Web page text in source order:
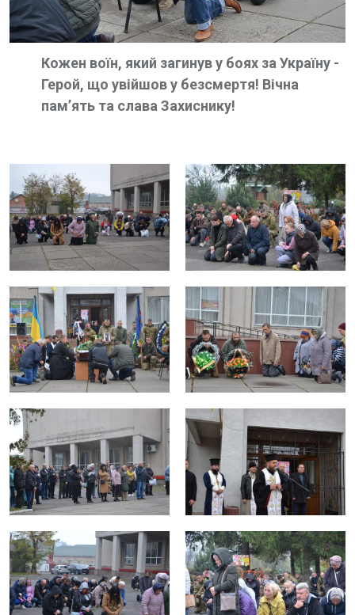
Кожен воїн, який загинув у боях за Україну -
Герой, що увійшов у безсмертя! Вічна
памʼять та слава Захиснику!